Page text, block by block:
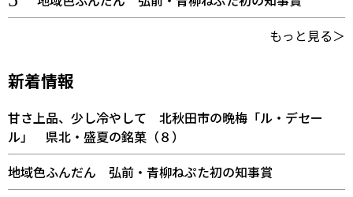
もっと見る＞
新着情報
甘さ上品、少し冷やして 北秋田市の晩梅「ル・デセー
ル」 県北・盛夏の銘菓（８）
地域色ふんだん 弘前・青柳ねぷた初の知事賞